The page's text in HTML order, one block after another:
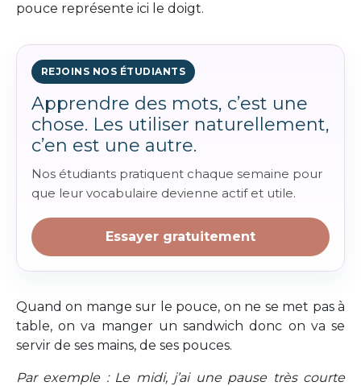
pouce représente ici le doigt.
REJOINS NOS ÉTUDIANTS
Apprendre des mots, c’est une
chose. Les utiliser naturellement,
c’en est une autre.
Nos étudiants pratiquent chaque semaine pour
que leur vocabulaire devienne actif et utile.
Essayer gratuitement
Quand on mange sur le pouce, on ne se met pas à
table, on va manger un sandwich donc on va se
servir de ses mains, de ses pouces.
Par exemple : Le midi, j’ai une pause très courte